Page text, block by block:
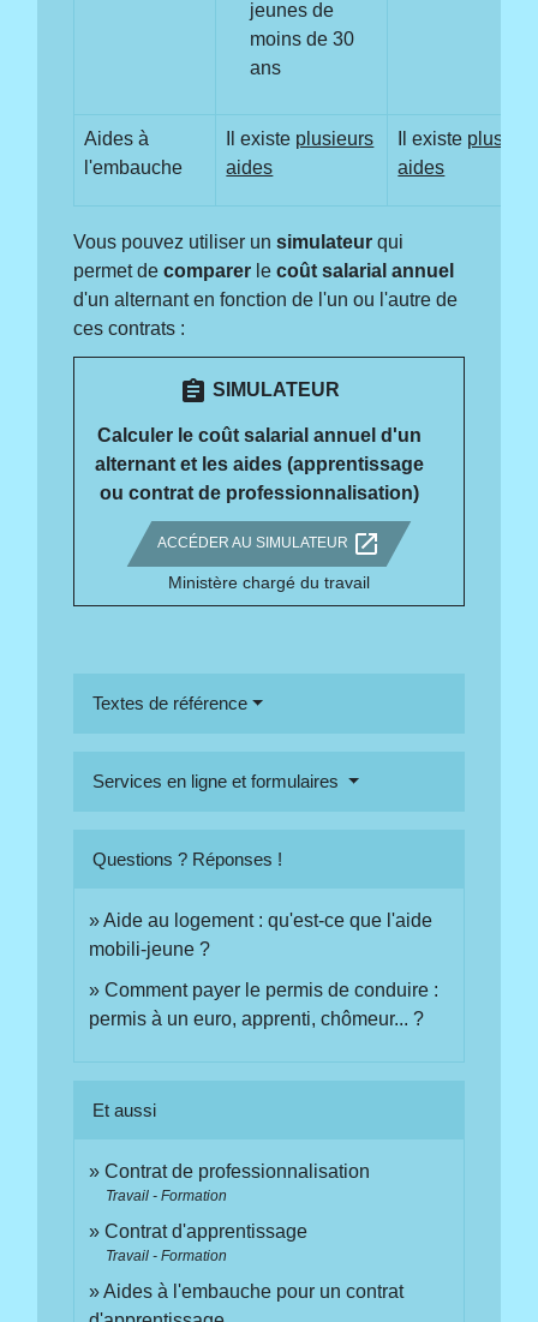
jeunes de
moins de 30
ans
Aides à
l'embauche
Il existe plusieurs
aides
Il existe
aides
Vous pouvez utiliser unsimulateur qui
permet decomparer lecoût salarial annuel
d'un alternant en fonction de l'un ou l'autre de
ces contrats :
assignment SIMULATEUR
Calculer le coût salarial annuel d'un
alternant et les aides (apprentissage
ou contrat de professionnalisation)
ACCÉDER AU SIMULATEUR open_in_new
Ministère chargé du travail
Textes de référence
Services en ligne et formulaires
Questions ? Réponses !
Aide au logement : qu'est-ce que l'aide
mobili-jeune ?
Comment payer le permis de conduire :
permis à un euro, apprenti, chômeur... ?
Et aussi
Contrat de professionnalisation
Travail - Formation
Contrat d'apprentissage
Travail - Formation
Aides à l'embauche pour un contrat